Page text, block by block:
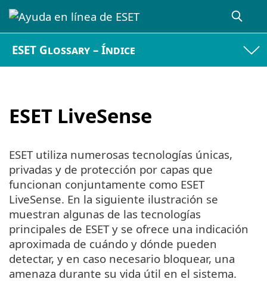
ESET Glossary – Índice
ESET LiveSense
ESET utiliza numerosas tecnologías únicas,
privadas y de protección por capas que
funcionan conjuntamente como ESET
LiveSense. En la siguiente ilustración se
muestran algunas de las tecnologías
principales de ESET y se ofrece una indicación
aproximada de cuándo y dónde pueden
detectar, y en caso necesario bloquear, una
amenaza durante su vida útil en el sistema.